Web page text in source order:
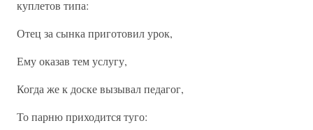
куплетов типа:
Отец за сынка приготовил урок,
Ему оказав тем услугу,
Когда же к доске вызывал педагог,
То парню приходится туго: